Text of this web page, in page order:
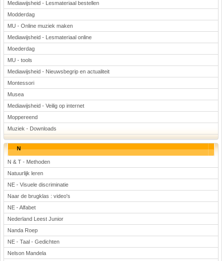
Mediawijsheid - Lesmateriaal bestellen
Modderdag
MU - Online muziek maken
Mediawijsheid - Lesmateriaal online
Moederdag
MU - tools
Mediawijsheid - Nieuwsbegrip en actualiteit
Montessori
Musea
Mediawijsheid - Veilig op internet
Moppereend
Muziek - Downloads
N
N & T - Methoden
Natuurlijk leren
NE - Visuele discriminatie
Naar de brugklas : video's
NE - Alfabet
Nederland Leest Junior
Nanda Roep
NE - Taal - Gedichten
Nelson Mandela